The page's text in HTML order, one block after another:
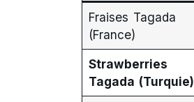
Fraises Tagada
(France)
Strawberries
Tagada (Turquie)